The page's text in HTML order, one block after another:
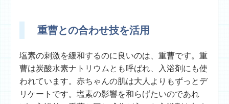
重曹との合わせ技を活用
塩素の刺激を緩和するのに良いのは、重曹です。重
曹は炭酸水素ナトリウムとも呼ばれ、入浴剤にも使
われています。赤ちゃんの肌は大人よりもずっとデ
リケートです。塩素の影響を和らげたいのであれ